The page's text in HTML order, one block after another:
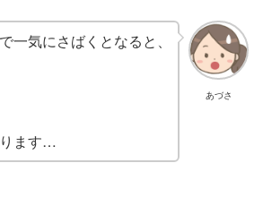
あづさ
一気にさばくとなると、
ます…